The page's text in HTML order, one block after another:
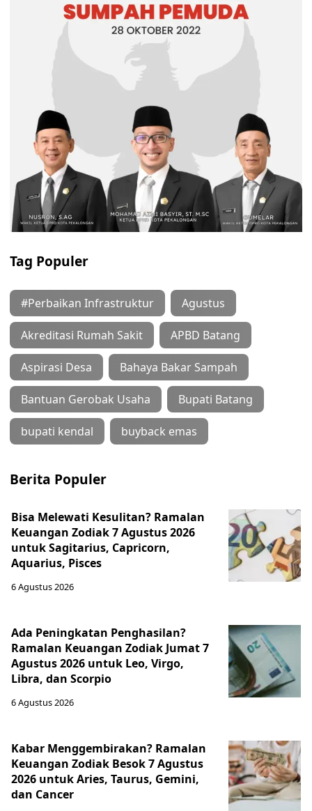
Tag Populer
#Perbaikan Infrastruktur Agustus
Akreditasi Rumah Sakit APBD Batang
Aspirasi Desa Bahaya Bakar Sampah
Bantuan Gerobak Usaha Bupati Batang
bupati kendal buyback emas
Berita Populer
Bisa Melewati Kesulitan? Ramalan
Keuangan Zodiak 7 Agustus 2026
untuk Sagitarius, Capricorn,
Aquarius, Pisces
6 Agustus 2026
Ada Peningkatan Penghasilan?
Ramalan Keuangan Zodiak Jumat 7
Agustus 2026 untuk Leo, Virgo,
Libra, dan Scorpio
6 Agustus 2026
Kabar Menggembirakan? Ramalan
Keuangan Zodiak Besok 7 Agustus
2026 untuk Aries, Taurus, Gemini,
dan Cancer